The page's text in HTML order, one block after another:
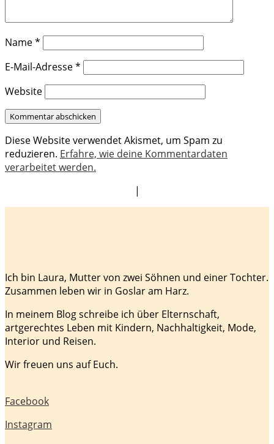
Name*
E-Mail-Adresse*
Website
Diese Website verwendet Akismet, um Spam zu
reduzieren. Erfahre, wie deine Kommentardaten
verarbeitet werden.
|
Ich bin Laura, Mutter von zwei Söhnen und einer Tochter.
Zusammen leben wir in Goslar am Harz.
In meinem Blog schreibe ich über Elternschaft,
artgerechtes Leben mit Kindern, Nachhaltigkeit, Mode,
Interior und Reisen.
Wir freuen uns auf Euch.
Facebook
Instagram